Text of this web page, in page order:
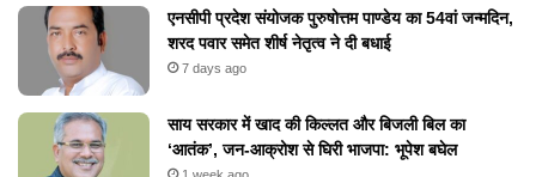
एनसीपी प्रदेश संयोजक पुरुषोत्तम पाण्डेय का 54वां जन्मदिन,
शरद पवार समेत शीर्ष नेतृत्व ने दी बधाई
7 days ago
​साय सरकार में खाद की किल्लत और बिजली बिल का
‘आतंक’, जन-आक्रोश से घिरी भाजपा: भूपेश बघेल